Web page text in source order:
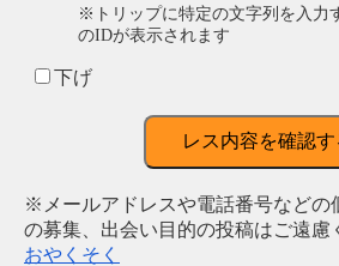
※トリップに特定の文字列を入力
のIDが表示されます
下げ
レス内容を確認す
※メールアドレスや電話番号などの
の募集、出会い目的の投稿はご遠慮
おやくそく